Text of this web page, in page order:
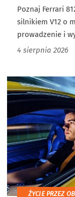
Poznaj Ferrari
silnikiem V12 o
prowadzenie i
4 sierpnia 2026
ŻYCIE PRZEZ